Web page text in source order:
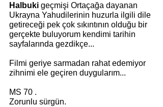
Halbuki geçmişi Ortaçağa dayanan
Ukrayna Yahudilerinin huzurla ilgili dile
getireceği pek çok sıkıntının olduğu bir
gerçekte buluyorum kendimi tarihin
sayfalarında gezdikçe...
Filmi geriye sarmadan rahat edemiyor
zihnimi ele geçiren duygularım...
MS 70 .
Zorunlu sürgün.